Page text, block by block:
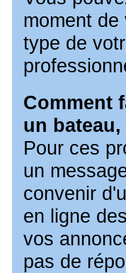
moment
type de
Comment
un
Pour ces
un
convenir
en ligne
vos
pas de